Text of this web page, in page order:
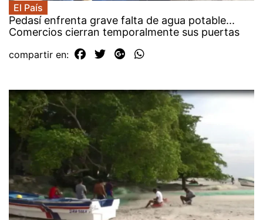
El País
Pedasí enfrenta grave falta de agua potable...
Comercios cierran temporalmente sus puertas
compartir en: